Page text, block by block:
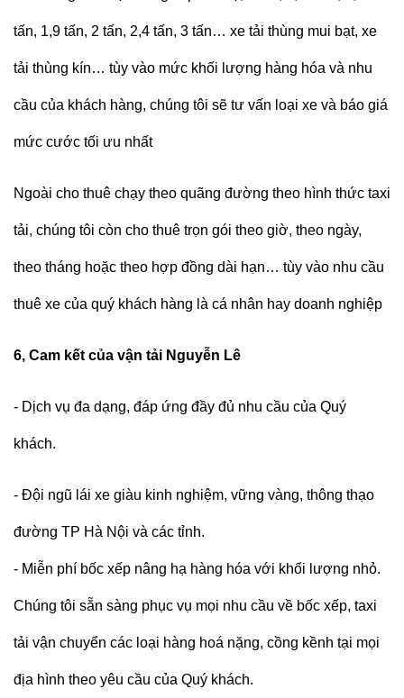
tấn, 1,9 tấn, 2 tấn, 2,4 tấn, 3 tấn… xe tải thùng mui bạt, xe
tải thùng kín… tùy vào mức khối lượng hàng hóa và nhu
cầu của khách hàng, chúng tôi sẽ tư vấn loại xe và báo giá
mức cước tối ưu nhất
Ngoài cho thuê chạy theo quãng đường theo hình thức taxi
tải, chúng tôi còn cho thuê trọn gói theo giờ, theo ngày,
theo tháng hoặc theo hợp đồng dài hạn… tùy vào nhu cầu
thuê xe của quý khách hàng là cá nhân hay doanh nghiệp
6, Cam kết của vận tải Nguyễn Lê
- Dịch vụ đa dạng, đáp ứng đầy đủ nhu cầu của Quý
khách.
- Đội ngũ lái xe giàu kinh nghiệm, vững vàng, thông thạo
đường TP Hà Nội và các tỉnh.
- Miễn phí bốc xếp nâng hạ hàng hóa với khối lượng nhỏ.
Chúng tôi sẵn sàng phục vụ mọi nhu cầu về bốc xếp, taxi
tải vận chuyển các loại hàng hoá nặng, cồng kềnh tại mọi
địa hình theo yêu cầu của Quý khách.